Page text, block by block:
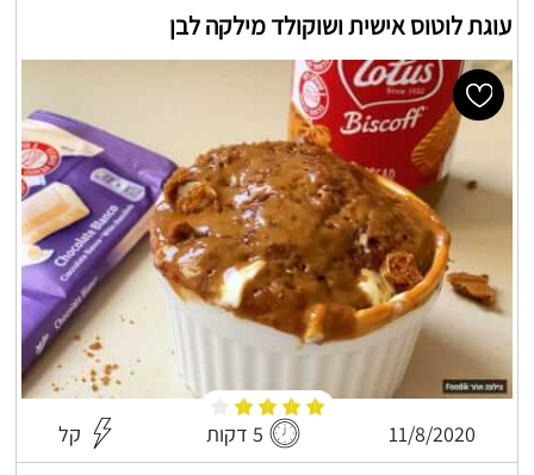
עוגת לוטוס אישית ושוקולד מילקה לבן
11/8/2020 5 דקות קל